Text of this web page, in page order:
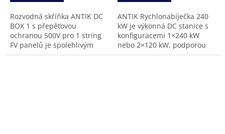
Rozvodná skříňka ANTIK DC
BOX 1 s přepěťovou
ochranou 500V pro 1 string
FV panelů je spolehlivým
řešením pro domácnosti i
ANTIK Rychlonabíječka 240
kW je výkonná DC stanice s
konfiguracemi 1×240 kW
nebo 2×120 kW, podporou
150–1000 VDC a 300 A na